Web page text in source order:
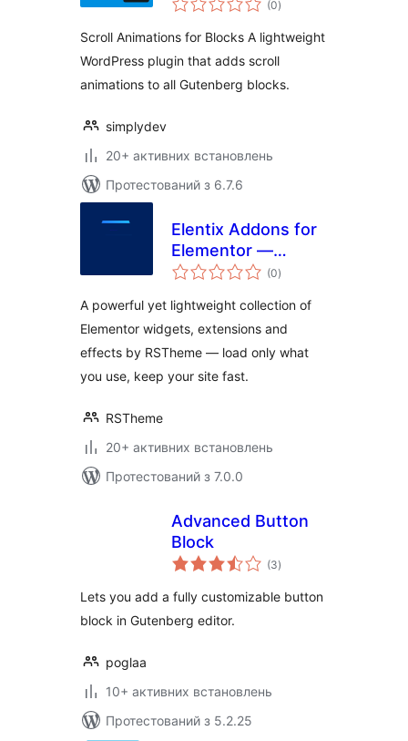
(0рейтинг
)
Scroll Animations for Blocks A lightweight
WordPress plugin that adds scroll
animations to all Gutenberg blocks.
simplydev
20+ активних встановлень
Протестований з 6.7.6
Elentix Addons for
Elementor —
Widgets,
Effects
(0загальний
рейтинг
)
A powerful yet lightweight collection of
Elementor widgets, extensions and
effects by RSTheme — load only what
you use, keep your site fast.
RSTheme
20+ активних встановлень
Протестований з 7.0.0
Advanced Button
Block
(3загальний
рейтинг
)
Lets you add a fully customizable button
block in Gutenberg editor.
poglaa
10+ активних встановлень
Протестований з 5.2.25